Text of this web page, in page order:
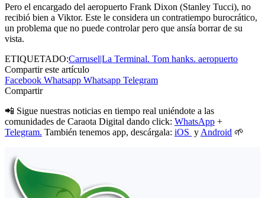
Pero el encargado del aeropuerto Frank Dixon (Stanley Tucci), no
recibió bien a Viktor. Este le considera un contratiempo burocrático,
un problema que no puede controlar pero que ansía borrar de su
vista.
ETIQUETADO:Carrusel|La Terminal. Tom hanks. aeropuerto
Compartir este artículo
Facebook Whatsapp Whatsapp Telegram
Compartir
📲 Sigue nuestras noticias en tiempo real uniéndote a las
comunidades de Caraota Digital dando click: WhatsApp +
Telegram. También tenemos app, descárgala: iOS y Android 🌱